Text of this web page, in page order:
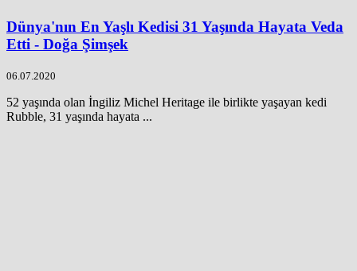
Dünya'nın En Yaşlı Kedisi 31 Yaşında Hayata Veda
Etti - Doğa Şimşek
06.07.2020
52 yaşında olan İngiliz Michel Heritage ile birlikte yaşayan kedi
Rubble, 31 yaşında hayata ...